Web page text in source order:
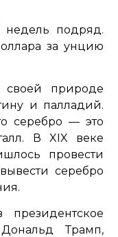
недель подряд.
за унцию
своей природе
и палладий.
серебро — это
В XIX веке
провести
серебро
Трамп,